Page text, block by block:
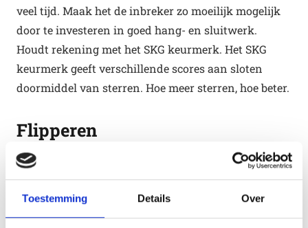
Toestemming Details Over
veel tijd. Maak het de inbreker zo moeilijk mogelijk
door te investeren in goed hang- en sluitwerk.
Houdt rekening met het SKG keurmerk. Het SKG
keurmerk geeft verschillende scores aan sloten
doormiddel van sterren. Hoe meer sterren, hoe beter.
Flipperen
De onderzoeksmethode flipperen gaat erg
niet op slot is gedraaid. De inbreker schuift een dun